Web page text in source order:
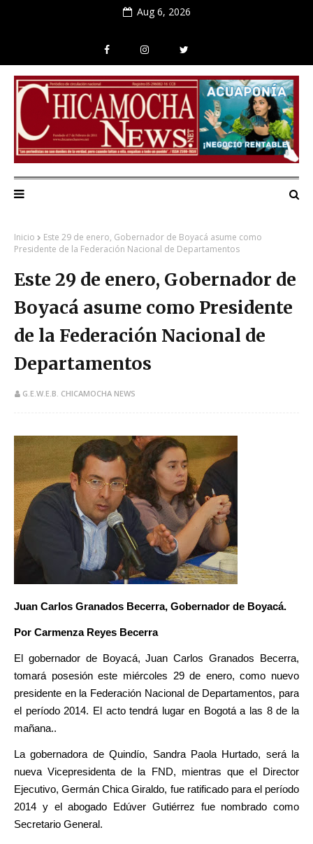
Aug 6, 2026
Inicio
Este 29 de enero, Gobernador de Boyacá asume como
Presidente de la Federación Nacional de Departamentos
Este 29 de enero, Gobernador de
Boyacá asume como Presidente
de la Federación Nacional de
Departamentos
G.E.W.E.B. CHICAMOCHA NEWS
Juan Carlos Granados Becerra, Gobernador de Boyacá.
Por Carmenza Reyes Becerra
El gobernador de Boyacá, Juan Carlos Granados Becerra,
tomará posesión este miércoles 29 de enero, como nuevo
presidente en la Federación Nacional de Departamentos, para
el período 2014. El acto tendrá lugar en Bogotá a las 8 de la
mañana..
La gobernadora de Quindío, Sandra Paola Hurtado, será la
nueva Vicepresidenta de la FND, mientras que el Director
Ejecutivo, Germán Chica Giraldo, fue ratificado para el período
2014 y el abogado Edúver Gutiérrez fue nombrado como
Secretario General.